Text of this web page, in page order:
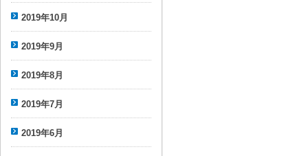
2019年10月
2019年9月
2019年8月
2019年7月
2019年6月